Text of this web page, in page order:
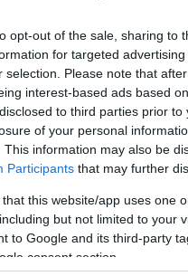
opt-out of the sale, sharing to
for targeted
selection. Please note that
interest-based ads based
to third parties prior
of your personal
This information may also be
Participants that may further
that this website/app uses one
but not limited to your
to Google and its third-party
consent section.
A hatvanas évek
befutottZombies nak két
leáldozott: hiába ontották
popdalokat, ezek egyike
Not Thereés aTell Her No
1967-ben döntött a
felvettékOdessey And
korszak egyik
albumról 1969-ben
Zombies első
dilemma elé állította a
együttest: éljenek-e a
újra? A Zombies két